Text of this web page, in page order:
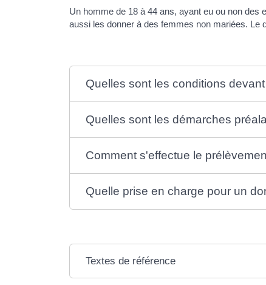
Un homme de 18 à 44 ans, ayant eu ou non
aussi les donner à des femmes non mariées. Le
Quelles sont les conditions
Quelles sont les démarches
Comment s'effectue le
Quelle prise en charge pour un
Textes de référence